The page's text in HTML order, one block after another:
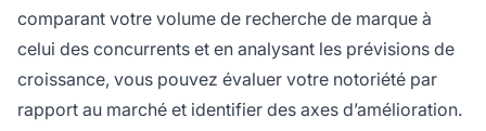
comparant votre volume de recherche de marque à
celui des concurrents et en analysant les prévisions de
croissance, vous pouvez évaluer votre notoriété par
rapport au marché et identifier des axes d’amélioration.